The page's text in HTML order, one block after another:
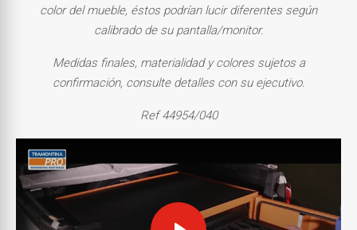
color del mueble, éstos podrían lucir diferentes según
calibrado de su pantalla/monitor.
Medidas finales, materialidad y colores sujetos a
confirmación, consulte detalles con su ejecutivo.
Ref 44954/040